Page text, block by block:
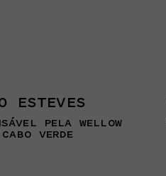
ESTEVES
PELA WELLOW
VERDE